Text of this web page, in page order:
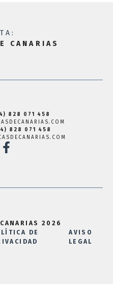
CANARIAS
828 071 458
828 071 458
2026
DE
AVISO
LEGAL